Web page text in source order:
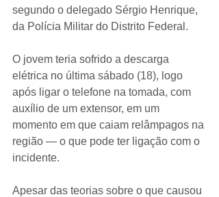
segundo o delegado Sérgio Henrique,
da Polícia Militar do Distrito Federal.
O jovem teria sofrido a descarga
elétrica no última sábado (18), logo
após ligar o telefone na tomada, com
auxílio de um extensor, em um
momento em que caiam relâmpagos na
região — o que pode ter ligação com o
incidente.
Apesar das teorias sobre o que causou